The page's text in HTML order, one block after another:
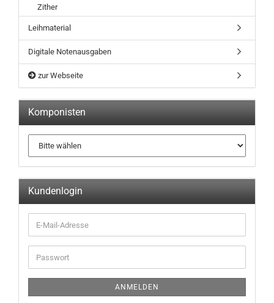
Zither
Leihmaterial
Digitale Notenausgaben
zur Webseite
Komponisten
Kundenlogin
ANMELDEN